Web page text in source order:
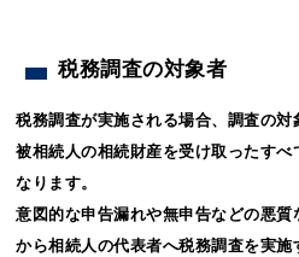
税務調査の対象者
税務調査が実施される場合、調査の対
被相続人の相続財産を受け取ったすべ
なります。
意図的な申告漏れや無申告などの悪
から相続人の代表者へ税務調査を実施